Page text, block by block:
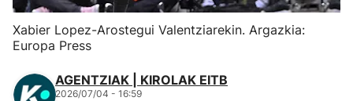
Kirol gehiago
"Helmuga"
Xabier Lopez-Arostegui Valentziarekin. Argazkia:
Europa Press
AGENTZIAK | KIROLAK EITB
2026/07/04 - 16:59